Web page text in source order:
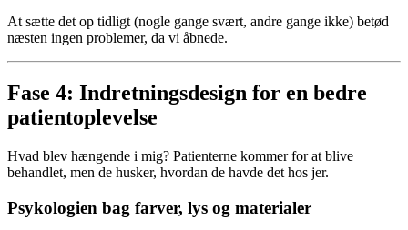
At sætte det op tidligt (nogle gange svært, andre gange ikke) betød
næsten ingen problemer, da vi åbnede.
Fase 4: Indretningsdesign for en bedre
patientoplevelse
Hvad blev hængende i mig? Patienterne kommer for at blive
behandlet, men de husker, hvordan de havde det hos jer.
Psykologien bag farver, lys og materialer